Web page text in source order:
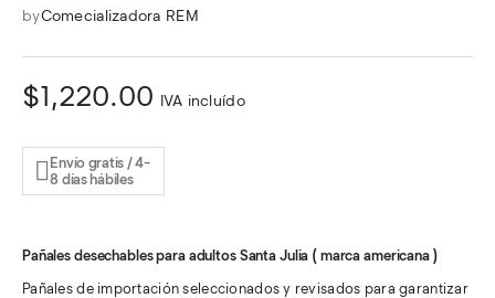
byComecializadora REM
$1,220.00 IVA incluído
Envío gratis / 4-
8 días hábiles
Pañales desechables para adultos Santa Julia ( marca americana )
Pañales de importación seleccionados y revisados para garantizar